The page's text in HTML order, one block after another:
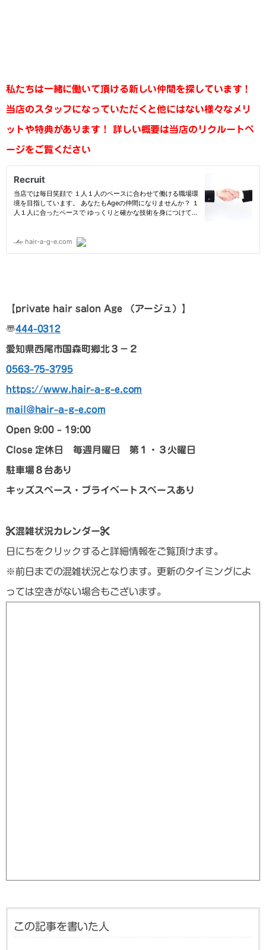
私たちは一緒に働いて頂ける新しい仲間を探しています！
当店のスタッフになっていただくと他にはない様々なメリ
ットや特典があります！ 詳しい概要は当店のリクルートペ
ージをご覧ください
【private hair salon Age （アージュ）】
〠444-0312
愛知県西尾市国森町郷北３－２
0563-75-3795
https://www.hair-a-g-e.com
mail@hair-a-g-e.com
Open 9:00 – 19:00
Close 定休日 毎週月曜日 第１・３火曜日
駐車場８台あり
キッズスペース・プライベートスペースあり
混雑状況カレンダー
日にちをクリックすると詳細情報をご覧頂けます。
※前日までの混雑状況となります。更新のタイミングによ
っては空きがない場合もございます。
この記事を書いた人